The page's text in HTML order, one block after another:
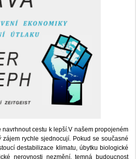
cestu k lepší.V našem propojeném
zájem rychle sjednocují. Pokud se současné
destabilizace klimatu, úbytku biologické
nerovnosti nezmění, temná budoucnost